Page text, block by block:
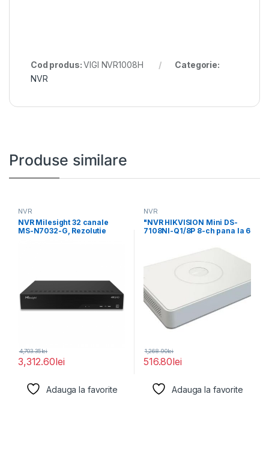
Cod produs:VIGI NVR1008H
Categorie:
NVR
Produse similare
NVR
NVR Milesight 32 canale
MS-N7032-G, Rezolutie
3,312.60lei
4,703.35lei
Adauga la favorite
NVR
"NVR HIKVISION Mini DS-
7108NI-Q1/8P 8-ch pana la 6
516.80lei
1,268.90lei
Adauga la favorite